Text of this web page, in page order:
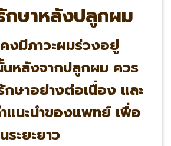
กษาหลังปลูกผม
งมีภาวะผมร่วงอยู่
หลังจากปลูกผม ควร
กษาอย่างต่อเนื่อง และ
แนะนำของแพทย์ เพื่อ
ะยะยาว